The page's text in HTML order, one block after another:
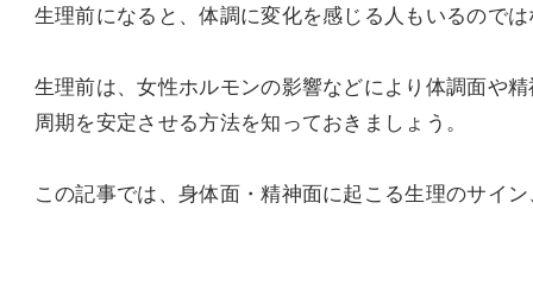
生理前になると、体調に変化を感じる人もいるので
生理前は、女性ホルモンの影響などにより体調面や
周期を安定させる方法を知っておきましょう。
この記事では、身体面・精神面に起こる生理のサイ